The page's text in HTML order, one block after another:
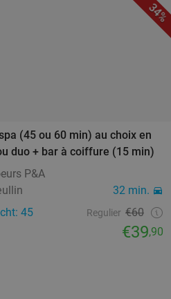
34%
(45 ou 60 min) au choix en
duo + bar à coiffure (15 min)
P&A
32 min.
45
Regulier €60
€39,90